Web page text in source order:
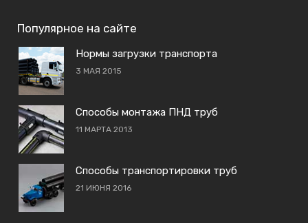
Популярное на сайте
Нормы загрузки транспорта
3 МАЯ 2015
Способы монтажа ПНД труб
11 МАРТА 2013
Способы транспортировки труб
21 ИЮНЯ 2016